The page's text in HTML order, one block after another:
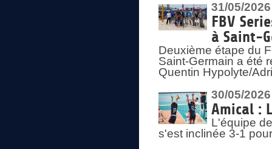
31/05/2026
FBV
à Saint-
Deuxième étape du
Saint-Germain a été
Quentin Hypolyte/
30/05/2026
Amical :
L'équipe
s'est inclinée 3-1